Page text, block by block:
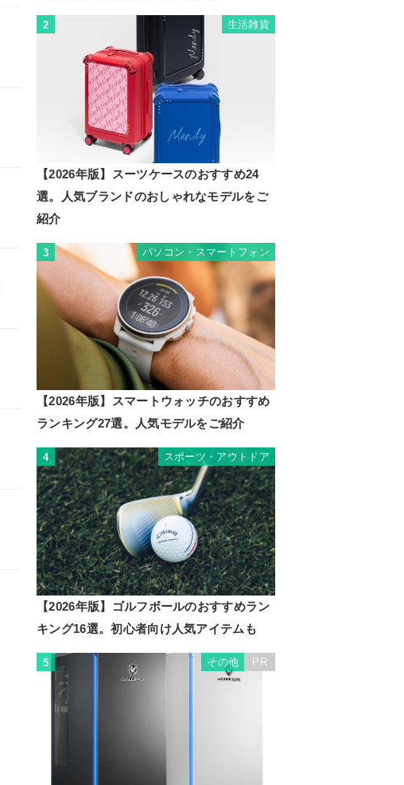
2 生活雑貨
【2026年版】スーツケースのおすすめ24
選。人気ブランドのおしゃれなモデルをご
紹介
3 パソコン・スマートフォン
【2026年版】スマートウォッチのおすすめ
ランキング27選。人気モデルをご紹介
4 スポーツ・アウトドア
【2026年版】ゴルフボールのおすすめラン
キング16選。初心者向け人気アイテムも
5 その他 PR